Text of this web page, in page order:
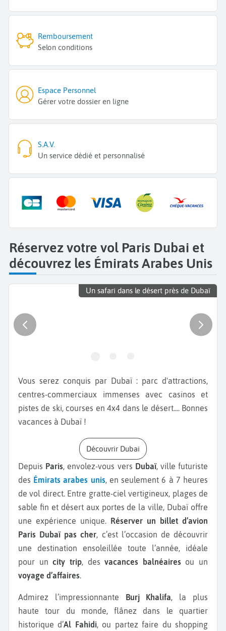
Remboursement
Selon conditions
Espace Personnel
Gérer votre dossier en ligne
S.A.V.
Un service dédié et personnalisé
Réservez votre vol Paris Dubai et
découvrez les Émirats Arabes Unis
Un safari dans le désert près de Dubaï
Vous serez conquis par Dubaï : parc d'attractions,
centres-commerciaux immenses avec casinos et
pistes de ski, courses en 4x4 dans le désert.... Bonnes
vacances à Dubaï !
Découvrir Dubai
Depuis Paris, envolez-vous vers Dubaï, ville futuriste
des Émirats arabes unis, en seulement 6 à 7 heures
de vol direct. Entre gratte-ciel vertigineux, plages de
sable fin et désert aux portes de la ville, Dubaï offre
une expérience unique. Réserver un billet d’avion
Paris Dubaï pas cher, c’est l’occasion de découvrir
une destination ensoleillée toute l’année, idéale
pour uncity trip, desvacances balnéaires ou un
voyage d’affaires.
Admirez l’impressionnante Burj Khalifa, la plus
haute tour du monde, flânez dans le quartier
historique d’Al Fahidi, ou partez faire du shopping